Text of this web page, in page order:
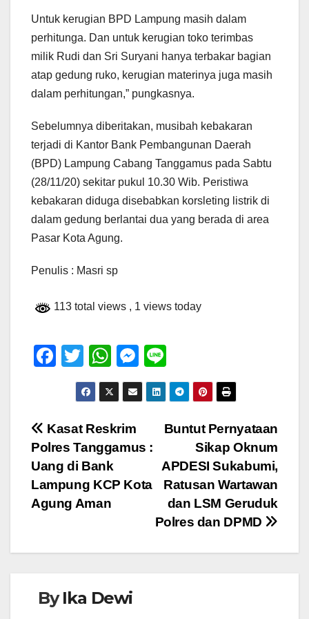
Untuk kerugian BPD Lampung masih dalam
perhitunga. Dan untuk kerugian toko terimbas
milik Rudi dan Sri Suryani hanya terbakar bagian
atap gedung ruko, kerugian materinya juga masih
dalam perhitungan,” pungkasnya.
Sebelumnya diberitakan, musibah kebakaran
terjadi di Kantor Bank Pembangunan Daerah
(BPD) Lampung Cabang Tanggamus pada Sabtu
(28/11/20) sekitar pukul 10.30 Wib. Peristiwa
kebakaran diduga disebabkan korsleting listrik di
dalam gedung berlantai dua yang berada di area
Pasar Kota Agung.
Penulis : Masri sp
113 total views , 1 views today
F
e
b
o
o
k
T
wi
tt
er
W
h
at
s
A
p
p
M
e
ss
n
er
n
e
Navigasi
pos
Buntut Pernyataan
Sikap Oknum
APDESI Sukabumi,
Ratusan Wartawan
dan LSM Geruduk
Polres dan DPMD
Kasat Reskrim
Polres Tanggamus :
Uang di Bank
Lampung KCP Kota
Agung Aman
ByIka Dewi